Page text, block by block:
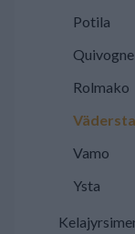
Potila
Quivogne
Rolmako
Vamo
Ysta